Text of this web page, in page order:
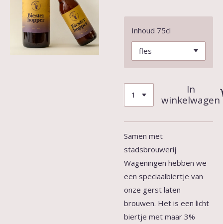
Inhoud 75cl
In
winkelwagen
Samen met
stadsbrouwerij
Wageningen hebben we
een speciaalbiertje van
onze gerst laten
brouwen. Het is een licht
biertje met maar 3%